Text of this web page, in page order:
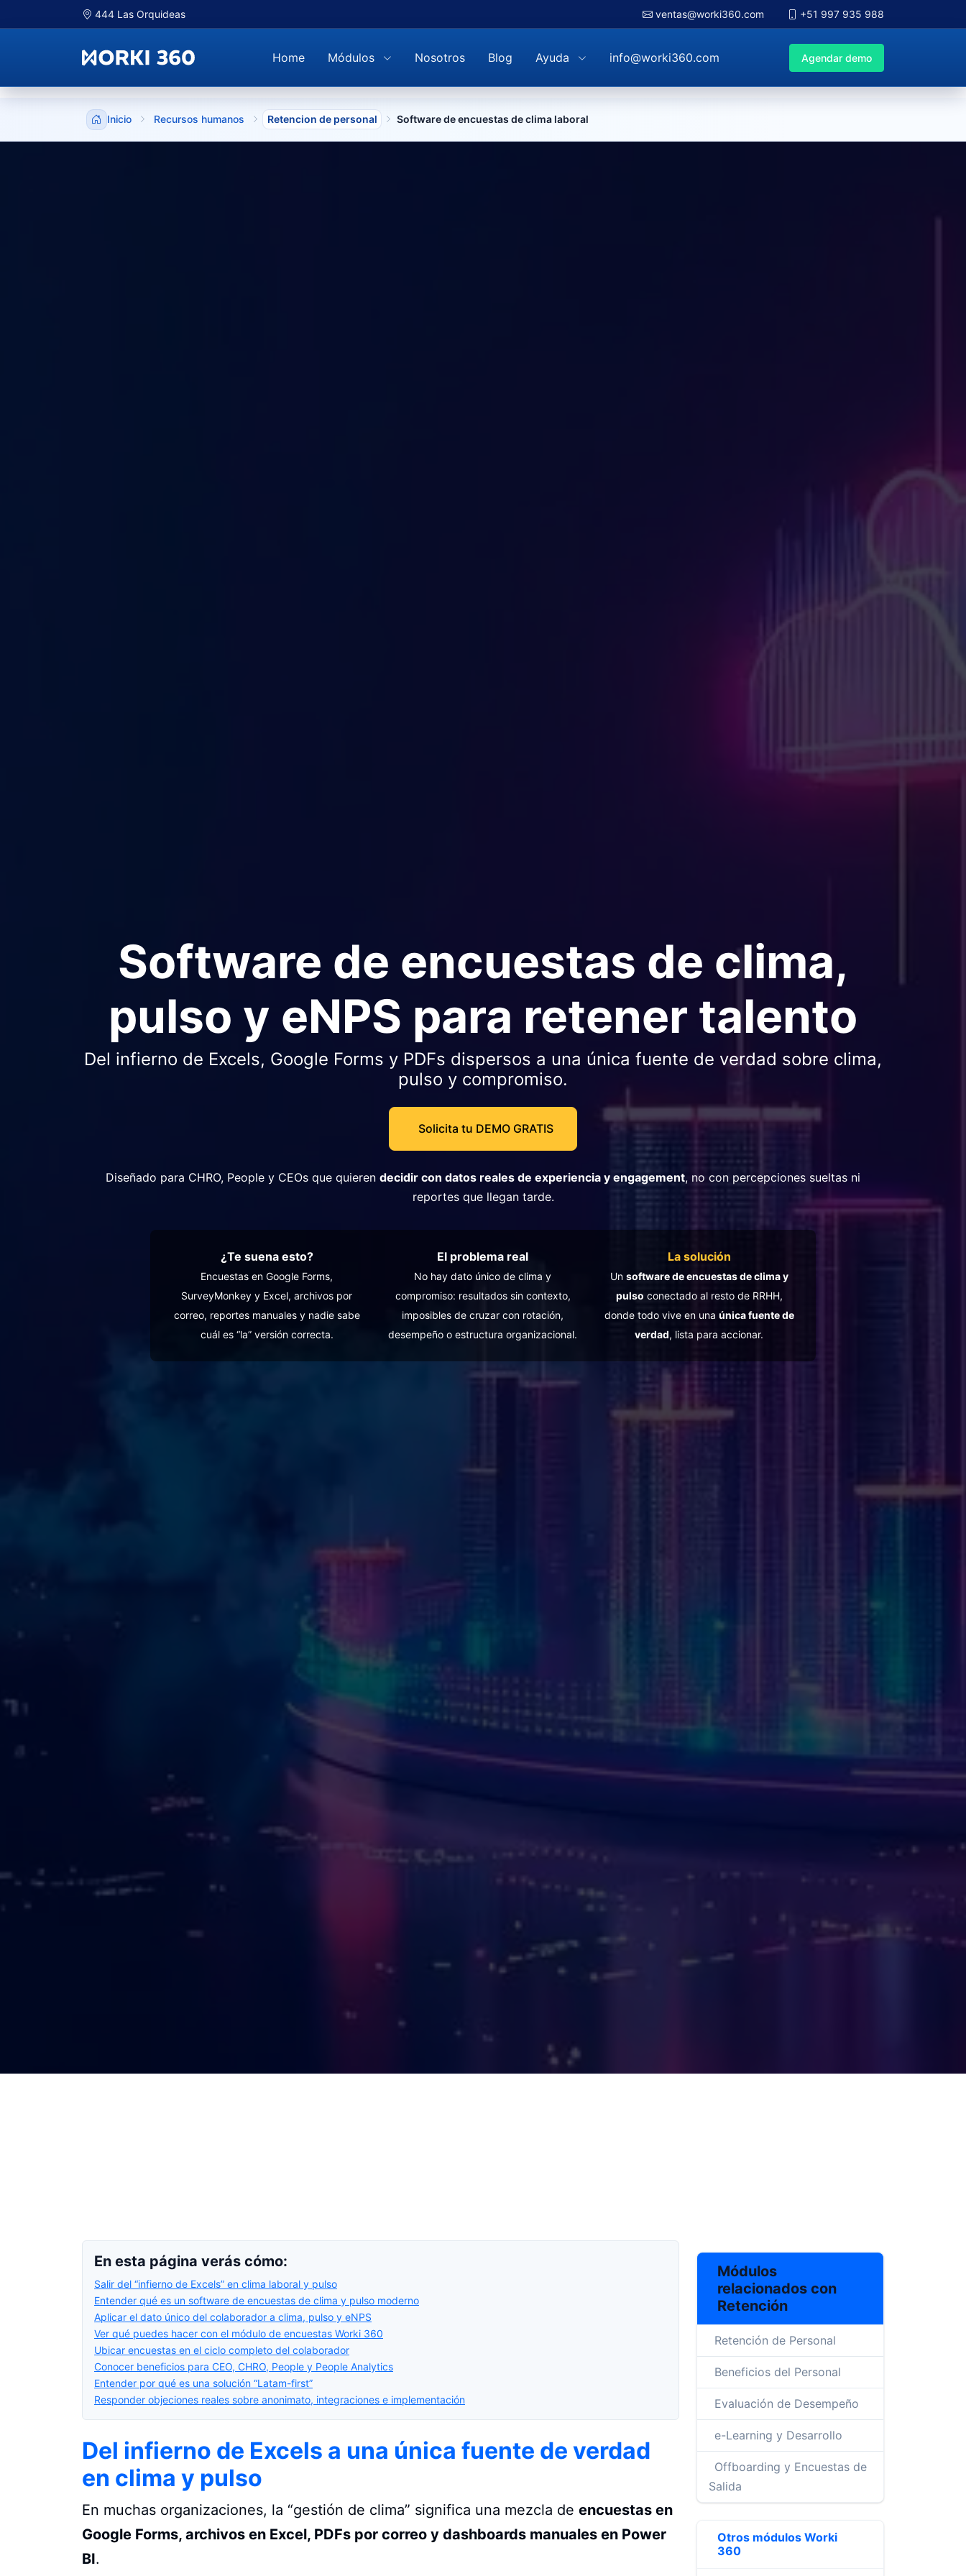
444 Las Orquideas ventas@worki360.com +51 997 935 988
Home Módulos Nosotros Blog Ayuda info@worki360.com Agendar demo
Inicio Recursos humanos Retencion de personal Software de encuestas de clima laboral
Software de encuestas de clima,
pulso y eNPS para retener talento
Del infierno de Excels, Google Forms y PDFs dispersos a una única fuente de verdad sobre clima,
pulso y compromiso.
Solicita tu DEMO GRATIS
Diseñado para CHRO, People y CEOs que quieren decidir con datos reales de experiencia y engagement, no con percepciones sueltas ni
reportes que llegan tarde.
¿Te suena esto?
Encuestas en Google Forms,
SurveyMonkey y Excel, archivos por
correo, reportes manuales y nadie sabe
cuál es “la” versión correcta.
El problema real
No hay dato único de clima y
compromiso: resultados sin contexto,
imposibles de cruzar con rotación,
desempeño o estructura organizacional.
La solución
Un software de encuestas de clima y
pulso conectado al resto de RRHH,
donde todo vive en una única fuente de
verdad, lista para accionar.
En esta página verás cómo:
Salir del “infierno de Excels” en clima laboral y pulso
Entender qué es un software de encuestas de clima y pulso moderno
Aplicar el dato único del colaborador a clima, pulso y eNPS
Ver qué puedes hacer con el módulo de encuestas Worki 360
Ubicar encuestas en el ciclo completo del colaborador
Conocer beneficios para CEO, CHRO, People y People Analytics
Entender por qué es una solución “Latam-first”
Responder objeciones reales sobre anonimato, integraciones e implementación
Del infierno de Excels a una única fuente de verdad
en clima y pulso
En muchas organizaciones, la “gestión de clima” significa una mezcla de encuestas en
Google Forms, archivos en Excel, PDFs por correo y dashboards manuales en Power
BI.
Módulos
relacionados con
Retención
Retención de Personal
Beneficios del Personal
Evaluación de Desempeño
e-Learning y Desarrollo
Offboarding y Encuestas de
Salida
Otros módulos Worki
360